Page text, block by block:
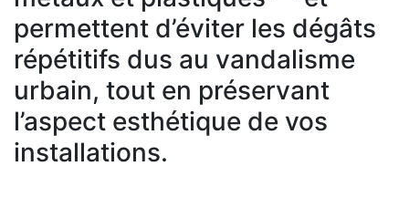
permettent d’éviter les dégâts
répétitifs dus au vandalisme
urbain, tout en préservant
l’aspect esthétique de vos
installations.